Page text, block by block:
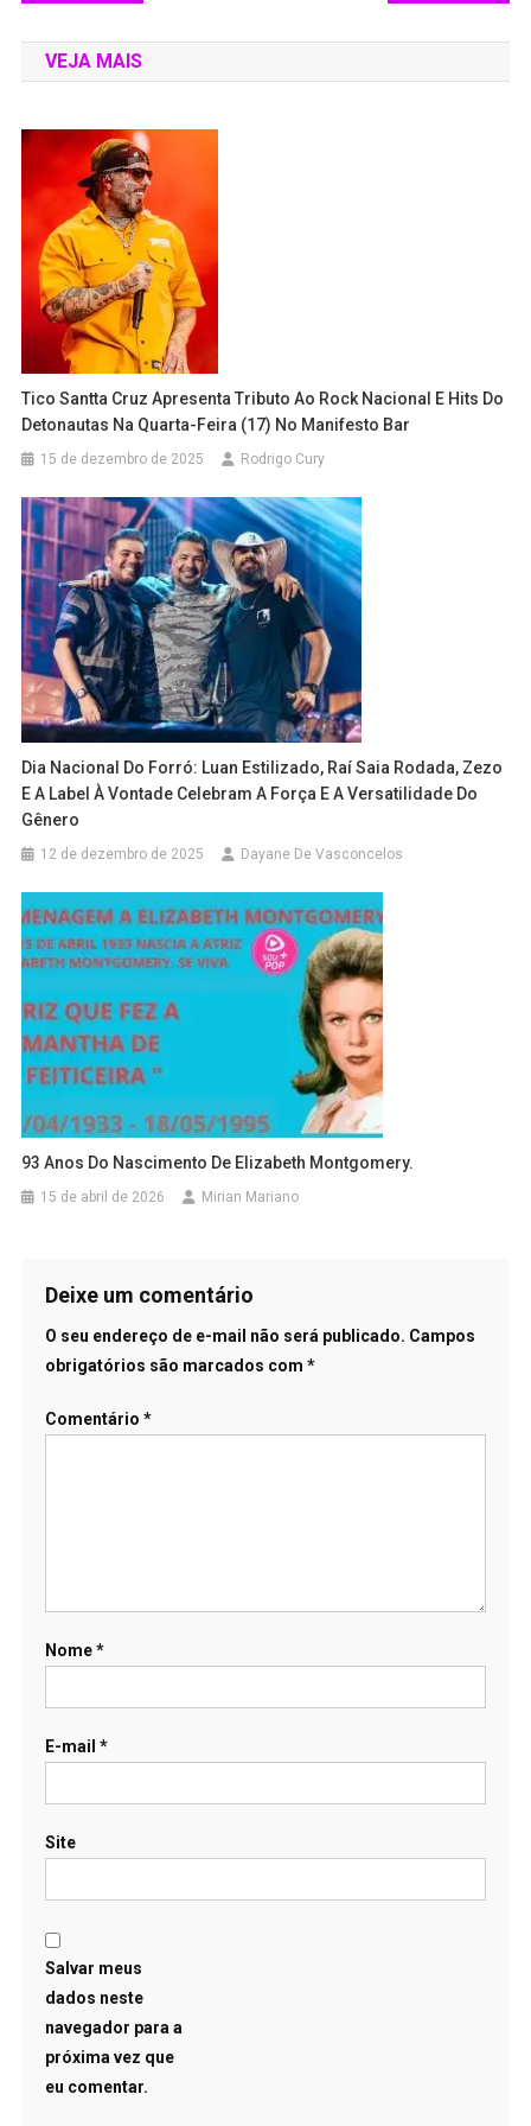
VEJA MAIS
Tico Santta Cruz Apresenta Tributo Ao Rock Nacional E Hits Do
Detonautas Na Quarta-Feira (17) No Manifesto Bar
15 de dezembro de 2025 Rodrigo Cury
Dia Nacional Do Forró: Luan Estilizado, Raí Saia Rodada, Zezo
E A Label À Vontade Celebram A Força E A Versatilidade Do
Gênero
12 de dezembro de 2025 Dayane De Vasconcelos
93 Anos Do Nascimento De Elizabeth Montgomery.
15 de abril de 2026 Mirian Mariano
Deixe um comentário
O seu endereço de e-mail não será publicado. Campos
obrigatórios são marcados com *
Comentário *
Nome*
E-mail *
Site
Salvar meus
dados neste
navegador para a
próxima vez que
eu comentar.